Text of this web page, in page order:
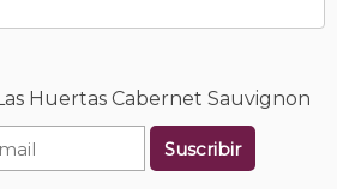
Huertas Cabernet Sauvignon
Suscribir